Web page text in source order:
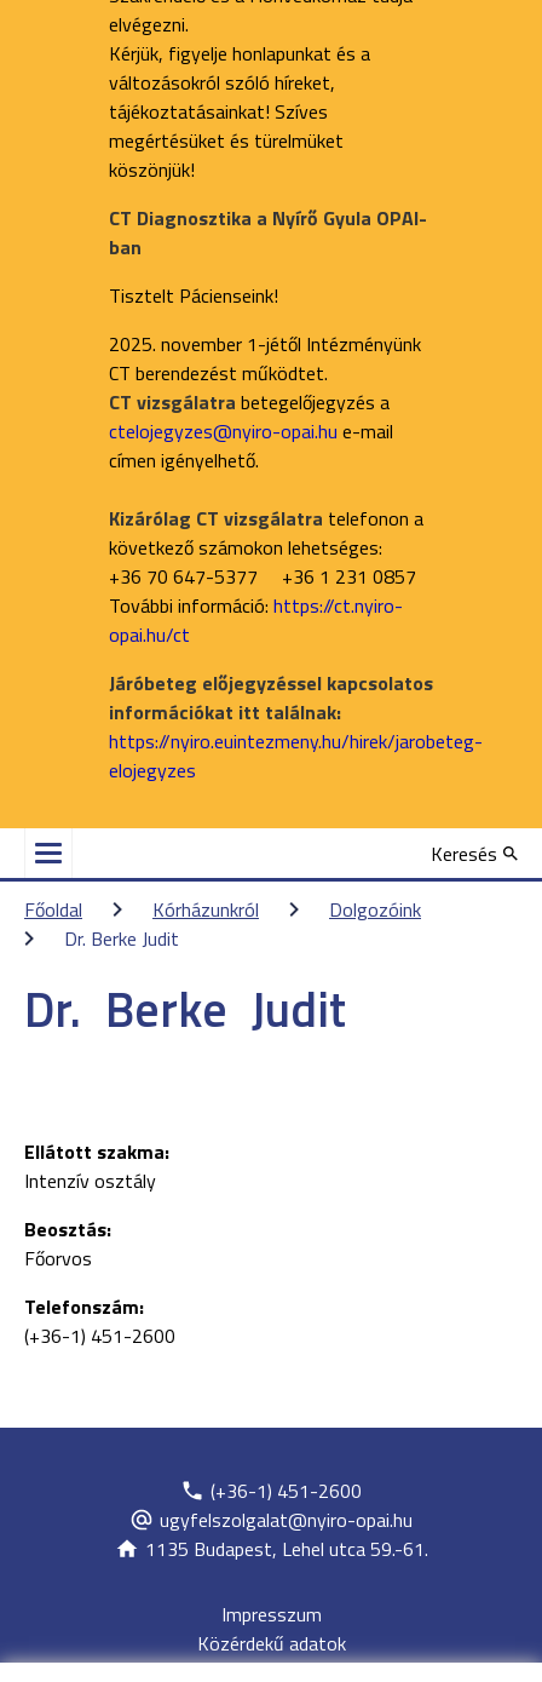
elvégezni.
Kérjük, figyelje honlapunkat és a
változásokról szóló híreket,
tájékoztatásainkat! Szíves
megértésüket és türelmüket
köszönjük!
CT Diagnosztika a Nyírő Gyula OPAI-
ban
Tisztelt Pácienseink!
2025. november 1-jétől Intézményünk
CT berendezést működtet.
CT vizsgálatra betegelőjegyzés a
ctelojegyzes@nyiro-opai.hu e-mail
címen igényelhető.
Kizárólag CT vizsgálatra telefonon a
következő számokon lehetséges:
+36 70 647-5377 +36 1 231 0857
További információ: https://ct.nyiro-
opai.hu/ct
Járóbeteg előjegyzéssel kapcsolatos
információkat itt találnak:
https://nyiro.euintezmeny.hu/hirek/jarobeteg-
elojegyzes
Keresés
Főoldal
Kórházunkról
Dolgozóink
Dr. Berke Judit
Dr. Berke Judit
Ellátott szakma:
Intenzív osztály
Beosztás:
Főorvos
Telefonszám:
(+36-1) 451-2600
(+36-1) 451-2600
ugyfelszolgalat@nyiro-opai.hu
1135 Budapest, Lehel utca 59.-61.
Impresszum
Közérdekű adatok
Adatvédelem